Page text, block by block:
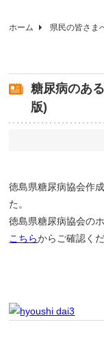
ホーム 県民の皆さま
糖尿病のあ
版)
徳島県糖尿病協会作
た。
徳島県糖尿病協会の
こちらからご確認くだ